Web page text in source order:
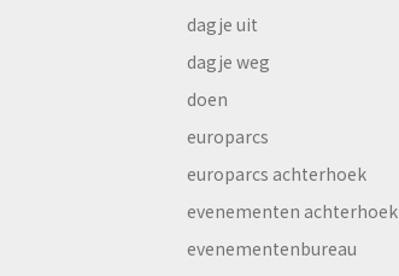
dagje uit
dagje weg
doen
europarcs
europarcs achterhoek
evenementen achterhoek
evenementenbureau